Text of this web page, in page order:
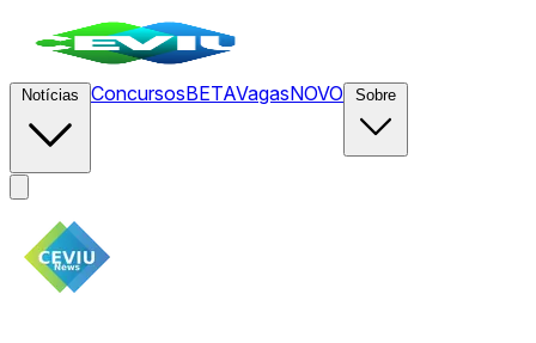
ConcursosBETAVagasNOVO